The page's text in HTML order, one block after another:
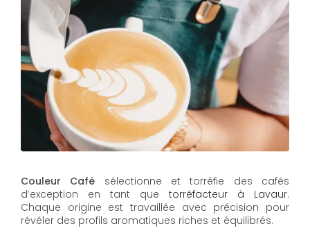
Couleur Café sélectionne et torréfie des cafés
d’exception en tant que torréfacteur à Lavaur.
Chaque origine est travaillée avec précision pour
révéler des profils aromatiques riches et équilibrés.